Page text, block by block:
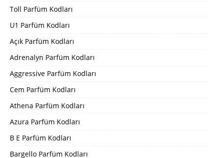
Toll Parfüm Kodları
U1 Parfüm Kodları
Açık Parfüm Kodları
Adrenalyn Parfüm Kodları
Aggressive Parfüm Kodları
Cem Parfüm Kodları
Athena Parfüm Kodları
Azura Parfüm Kodları
B E Parfüm Kodları
Bargello Parfüm Kodları